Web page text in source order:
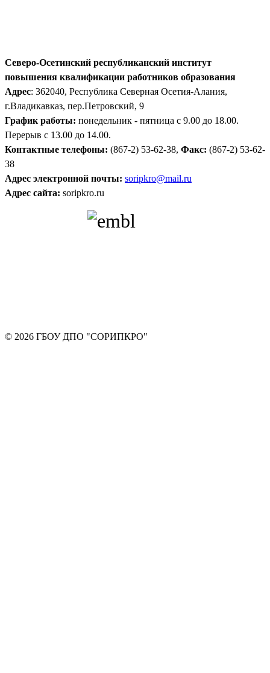
Северо-Осетинский республиканский институт
повышения квалификации работников образования
Адрес: 362040, Республика Северная Осетия-Алания,
г.Владикавказ, пер.Петровский, 9
График работы: понедельник - пятница с 9.00 до 18.00.
Перерыв с 13.00 до 14.00.
Контактные телефоны: (867-2) 53-62-38, Факс: (867-2) 53-62-
38
Адрес электронной почты: soripkro@mail.ru
Адрес сайта: soripkro.ru
© 2026 ГБОУ ДПО "СОРИПКРО"